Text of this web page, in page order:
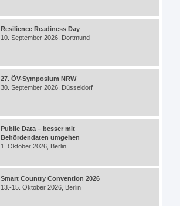
Resilience Readiness Day
10. September 2026, Dortmund
27. ÖV-Symposium NRW
30. September 2026, Düsseldorf
Public Data – besser mit
Behördendaten umgehen
1. Oktober 2026, Berlin
Smart Country Convention 2026
13.-15. Oktober 2026, Berlin